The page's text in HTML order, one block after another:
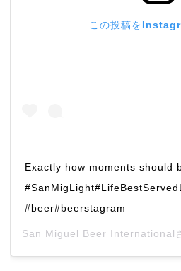
この投稿を
Exactly how moments should
#beer#beerstagram
San Miguel Beer International